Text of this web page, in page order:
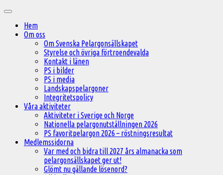
innehåll
Huvudmeny
Hem
Om oss
Om Svenska Pelargonsällskapet
Styrelse och övriga förtroendevalda
Kontakt i länen
PS i bilder
PS i media
Landskapspelargoner
Integritetspolicy
Våra aktiviteter
Aktiviteter i Sverige och Norge
Nationella pelargonutställningen 2026
PS favoritpelargon 2026 – röstningsresultat
Medlemssidorna
Var med och bidra till 2027 års almanacka som
pelargonsällskapet ger ut!
Glömt nu gällande lösenord?